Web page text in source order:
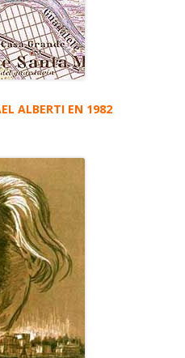
ALBERTI EN 1982